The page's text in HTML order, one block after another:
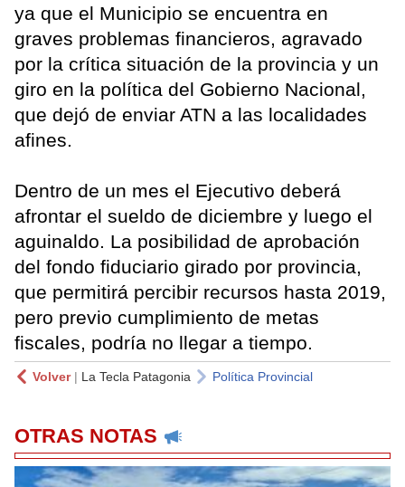
ya que el Municipio se encuentra en
graves problemas financieros, agravado
por la crítica situación de la provincia y un
giro en la política del Gobierno Nacional,
que dejó de enviar ATN a las localidades
afines.
Dentro de un mes el Ejecutivo deberá
afrontar el sueldo de diciembre y luego el
aguinaldo. La posibilidad de aprobación
del fondo fiduciario girado por provincia,
que permitirá percibir recursos hasta 2019,
pero previo cumplimiento de metas
fiscales, podría no llegar a tiempo.
Volver| La Tecla Patagonia Política Provincial
OTRAS NOTAS